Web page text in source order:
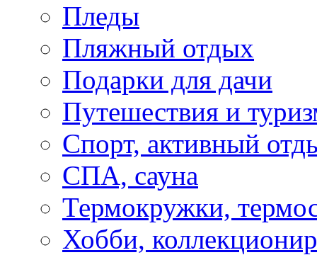
Пледы
Пляжный отдых
Подарки для дачи
Путешествия и
Спорт, активный
СПА, сауна
Термокружки,
Хобби,